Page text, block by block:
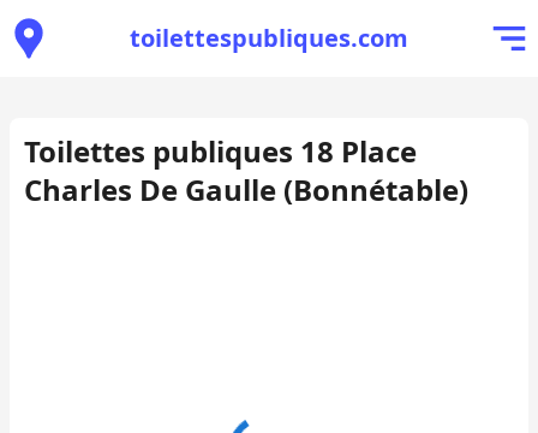
toilettespubliques.com
Toilettes publiques 18 Place
Charles De Gaulle (Bonnétable)